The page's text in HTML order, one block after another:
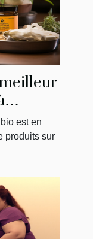
est en
produits sur